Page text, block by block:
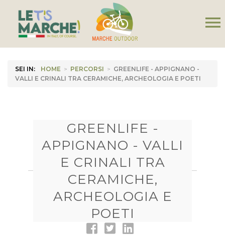
menu
SEI IN: HOME > PERCORSI > GREENLIFE - APPIGNANO -
VALLI E CRINALI TRA CERAMICHE, ARCHEOLOGIA E POETI
GREENLIFE -
APPIGNANO - VALLI
E CRINALI TRA
CERAMICHE,
ARCHEOLOGIA E
POETI